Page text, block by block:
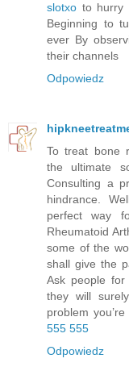
slotxo to hurry
Beginning to
ever By
their channels
Odpowiedz
To treat bone
the ultimate
Consulting a
hindrance.
perfect way
Rheumatoid
some of the
shall give the
Ask people for
they will
problem
555 555
Odpowiedz